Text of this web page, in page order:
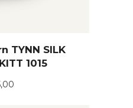
TYNN SILK
1015